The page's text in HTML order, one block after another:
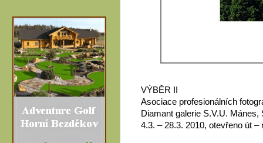
VÝBĚR II
Asociace profesionálních
Diamant galerie S.V.U. Mánes,
4.3. – 28.3. 2010, otevřeno út –